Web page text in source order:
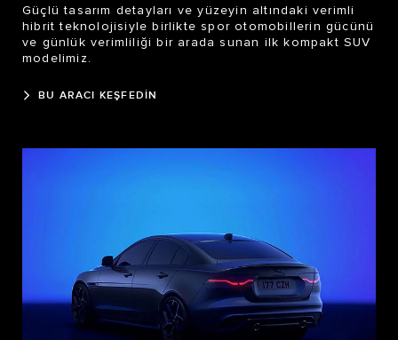
Güçlü tasarım detayları ve yüzeyin altındaki verimli
hibrit teknolojisiyle birlikte spor otomobillerin gücünü
ve günlük verimliliği bir arada sunan ilk kompakt SUV
modelimiz.
BU ARACI KEŞFEDİN